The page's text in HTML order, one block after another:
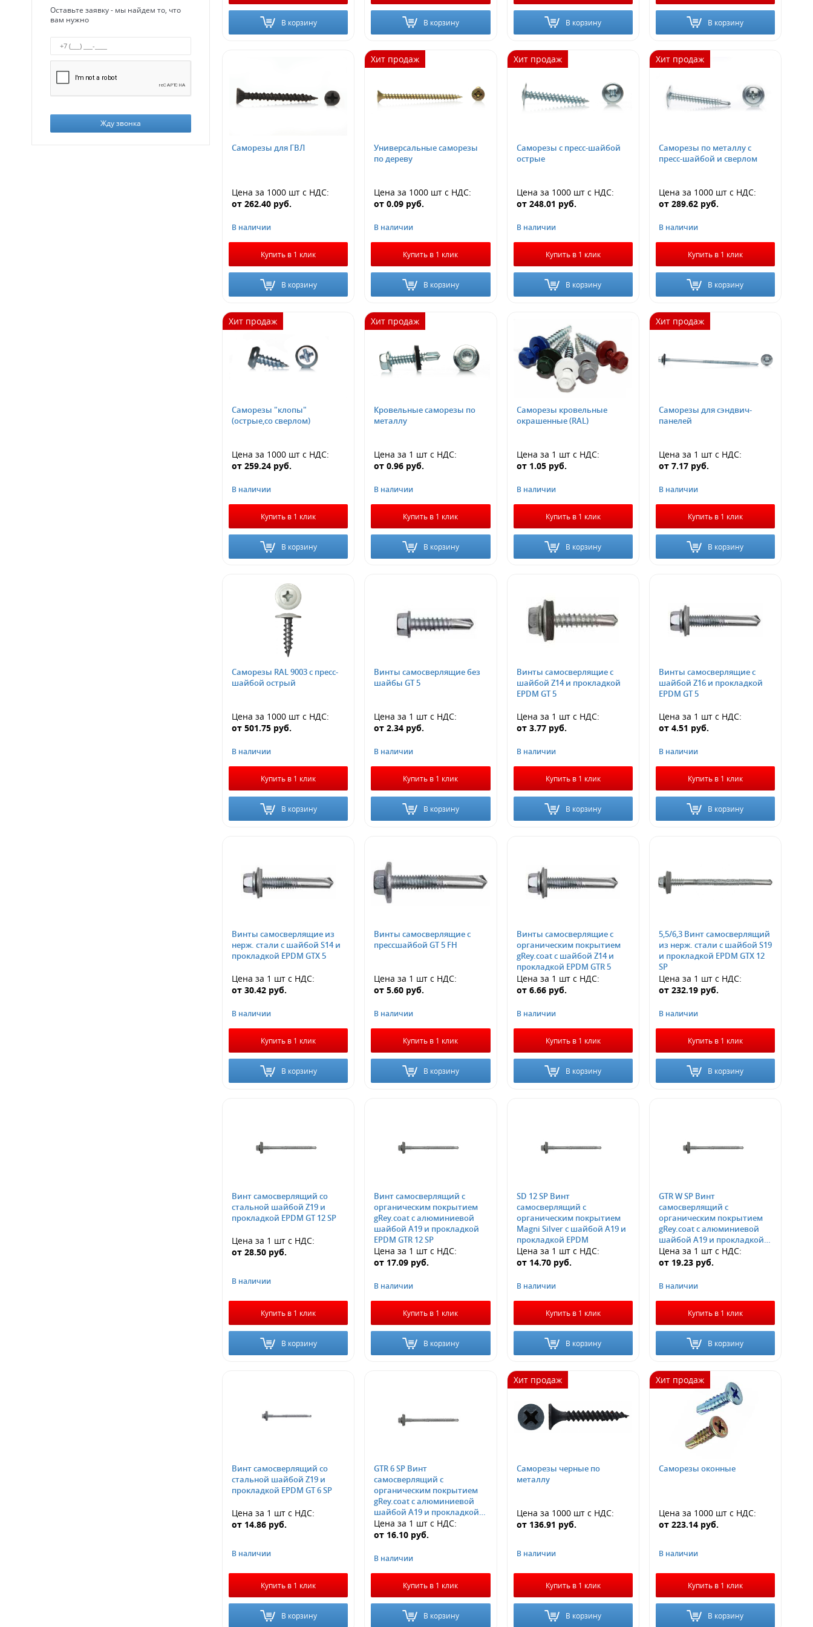
Оставьте заявку - мы найдем то, что
вам нужно
Жду звонка
В корзину В корзину В корзину В корзину
Саморезы для ГВЛ
Цена за 1000 шт с НДС:
от 262.40 руб.
В наличии
Купить в 1 клик
В корзину
Хит продаж
Универсальные саморезы
по дереву
Цена за 1000 шт с НДС:
от0.09 руб.
В наличии
Купить в 1 клик
В корзину
Хит продаж
Саморезы с пресс-шайбой
острые
Цена за 1000 штс НДС:
от 248.01 руб.
В наличии
Купить в 1 клик
В корзину
Хит продаж
Саморезы по металлу с
пресс-шайбой и сверлом
Цена за 1000 штс НДС:
от 289.62 руб.
В наличии
Купить в 1 клик
В корзину
Хит продаж
Саморезы "клопы"
(острые,со сверлом)
Цена за 1000 шт с НДС:
от 259.24 руб.
В наличии
Купить в 1 клик
В корзину
Хит продаж
Кровельные саморезы по
металлу
Цена за 1 шт с НДС:
от0.96 руб.
В наличии
Купить в 1 клик
В корзину
Саморезы кровельные
окрашенные (RAL)
Цена за 1 штс НДС:
от 1.05 руб.
В наличии
Купить в 1 клик
В корзину
Хит продаж
Саморезы для сэндвич-
панелей
Цена за 1 штс НДС:
от 7.17 руб.
В наличии
Купить в 1 клик
В корзину
Саморезы RAL 9003 с пресс-
шайбой острый
Цена за 1000 шт с НДС:
от 501.75 руб.
В наличии
Купить в 1 клик
В корзину
Винты самосверлящие без
шайбы GT 5
Цена за 1 шт с НДС:
от2.34 руб.
В наличии
Купить в 1 клик
В корзину
Винты самосверлящие с
шайбой Z14 и прокладкой
EPDM GT 5
Цена за 1 штс НДС:
от 3.77 руб.
В наличии
Купить в 1 клик
В корзину
Винты самосверлящие с
шайбой Z16 и прокладкой
EPDM GT 5
Цена за 1 штс НДС:
от 4.51 руб.
В наличии
Купить в 1 клик
В корзину
Винты самосверлящие из
нерж. стали с шайбой S14 и
прокладкой EPDM GTX 5
Цена за 1 шт с НДС:
от 30.42 руб.
В наличии
Купить в 1 клик
В корзину
Винты самосверлящие с
прессшайбой GT 5 FH
Цена за 1 шт с НДС:
от5.60 руб.
В наличии
Купить в 1 клик
В корзину
Винты самосверлящие с
органическим покрытием
gRey.coat с шайбой Z14 и
прокладкой EPDM GTR 5
Цена за 1 штс НДС:
от 6.66 руб.
В наличии
Купить в 1 клик
В корзину
5,5/6,3 Винт самосверлящий
из нерж. стали с шайбой S19
и прокладкой EPDM GTX 12
SP
Цена за 1 штс НДС:
от 232.19 руб.
В наличии
Купить в 1 клик
В корзину
Винт самосверлящий со
стальной шайбой Z19 и
прокладкой EPDM GT 12 SP
Цена за 1 шт с НДС:
от 28.50 руб.
В наличии
Купить в 1 клик
В корзину
Винт самосверлящий с
органическим покрытием
gRey.coat с алюминиевой
шайбой А19 и прокладкой
EPDM GTR 12 SP
Цена за 1 шт с НДС:
от 17.09 руб.
В наличии
Купить в 1 клик
В корзину
SD 12 SP Винт
самосверлящий с
органическим покрытием
Magni Silver с шайбой А19 и
прокладкой EPDM
Цена за 1 штс НДС:
от 14.70 руб.
В наличии
Купить в 1 клик
В корзину
GTR W SP Винт
самосверлящий с
органическим покрытием
gRey.coat с алюминиевой
шайбой А19 и прокладкой
EPDM
Цена за 1 штс НДС:
от 19.23 руб.
В наличии
Купить в 1 клик
В корзину
Винт самосверлящий со
стальной шайбой Z19 и
прокладкой EPDM GT 6 SP
Цена за 1 шт с НДС:
от 14.86 руб.
В наличии
Купить в 1 клик
В корзину
GTR 6 SP Винт
самосверлящий с
органическим покрытием
gRey.coat с алюминиевой
шайбой А19 и прокладкой
EPDM
Цена за 1 шт с НДС:
от 16.10 руб.
В наличии
Купить в 1 клик
В корзину
Хит продаж
Саморезы черные по
металлу
Цена за 1000 штс НДС:
от 136.91 руб.
В наличии
Купить в 1 клик
В корзину
Хит продаж
Саморезы оконные
Цена за 1000 штс НДС:
от 223.14 руб.
В наличии
Купить в 1 клик
В корзину